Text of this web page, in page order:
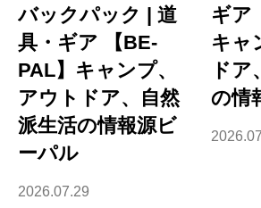
バックパック | 道
具・ギア 【BE-
PAL】キャンプ、
アウトドア、自然
派生活の情報源ビ
ーパル
2026.07.29
ギア
キャ
ド
の情